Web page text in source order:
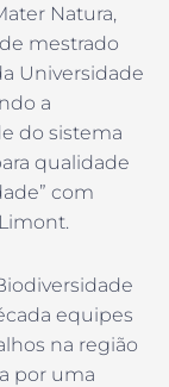
Natura,
mestrado
Universidade
a
do sistema
qualidade
com
equipes
na região
por uma